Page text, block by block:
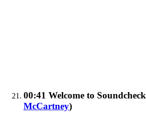
00:41 Welcome to Soundcheck
McCartney)